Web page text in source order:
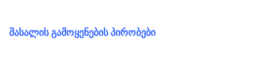
მასალის გამოყენების პირობები